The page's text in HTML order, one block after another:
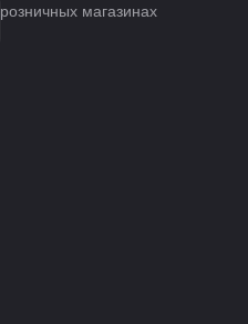
розничных магазинах